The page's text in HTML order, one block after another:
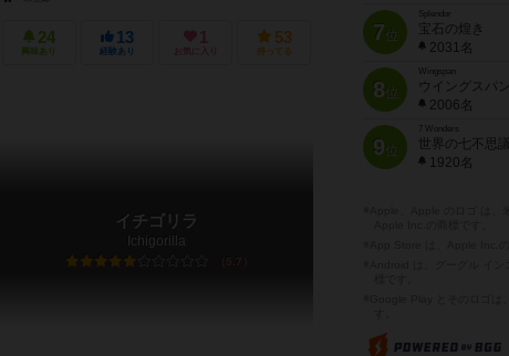
24
興味あり
13
経験あり
1
お気に入り
53
持ってる
イチゴリラ
Ichigorilla
5.7
7位
宝石の煌き
2031名
8位
Wingspan
ウイングスパン
2006名
9位
7 Wonders
世界の七不思議
1920名